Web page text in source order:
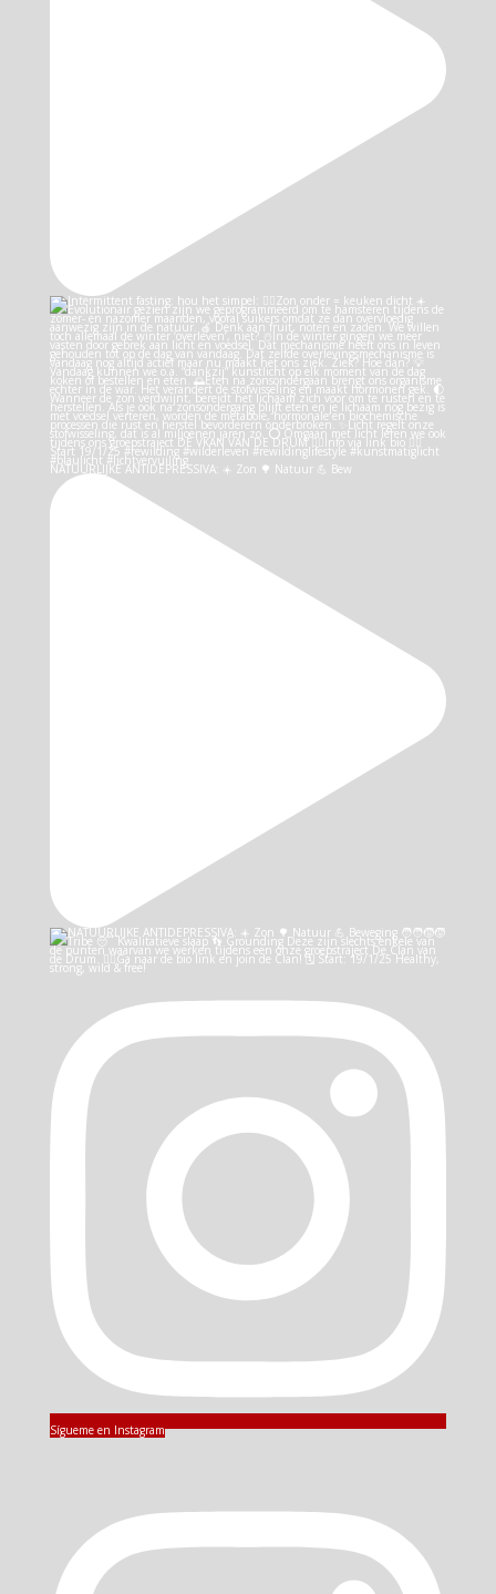
NATUURLIJKE ANTIDEPRESSIVA: ☀️ Zon 🌳 Natuur 💪 Bew
Sígueme en Instagram